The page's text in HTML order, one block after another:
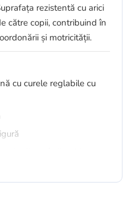
rezistentă cu arici
către copii, contribuind în
și motricității.
cu curele reglabile cu